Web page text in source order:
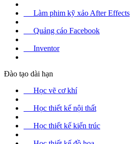
Làm phim kỹ xảo After Effects
Quảng cáo Facebook
Inventor
Đào tạo dài hạn
Học vẽ cơ khí
Học thiết kế nội thất
Học thiết kế kiến trúc